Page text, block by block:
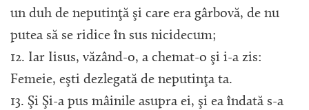
un duh de neputinţă şi care era gârbovă, de nu
putea să se ridice în sus nicidecum;
12. Iar Iisus, văzând-o, a chemat-o şi i-a zis:
Femeie, eşti dezlegată de neputinţa ta.
13. Şi Şi-a pus mâinile asupra ei, şi ea îndată s-a